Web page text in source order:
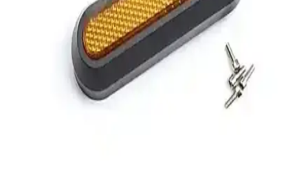
Robesbon'un silikon telefon tutucu modeli, 4.7-6.5 inç arası
telefonlar için esnek ve dayanıklı yapısıyla motosiklet, bisiklet ve
scooter kullanımı için ideal.
Ebakbak Xmax Pcx Nmax Forza Büyük Model
Scooter ve Motosiklet Sele Kılıfı İncelemesi ve
Kullanım Rehberi